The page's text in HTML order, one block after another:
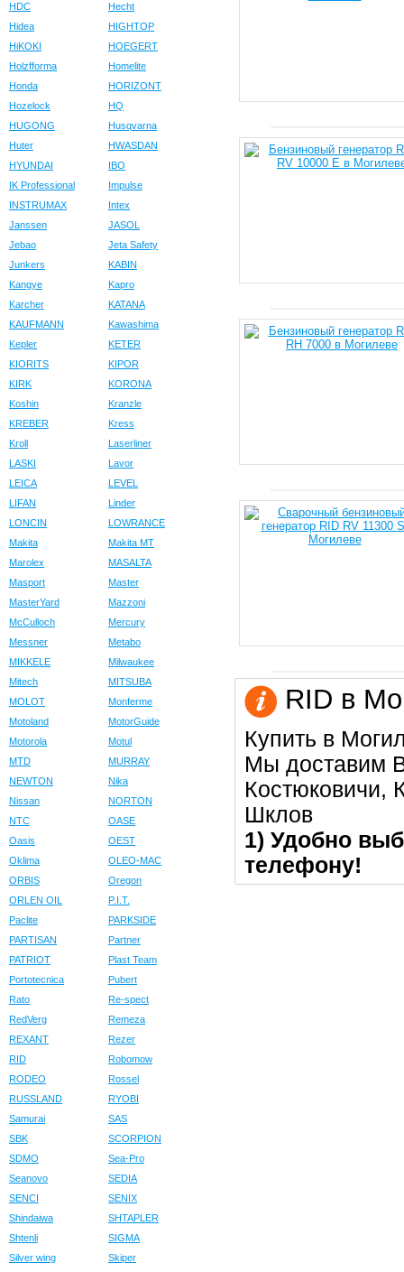
HDC
Hecht
Hidea
HIGHTOP
HiKOKI
HOEGERT
Holzfforma
Homelite
Honda
HORIZONT
Hozelock
HQ
HUGONG
Husqvarna
Huter
HWASDAN
HYUNDAI
IBO
IK Professional
Impulse
INSTRUMAX
Intex
Janssen
JASOL
Jebao
Jeta Safety
Junkers
KABIN
Kangye
Kapro
Karcher
KATANA
KAUFMANN
Kawashima
Kepler
KETER
KIORITS
KIPOR
KIRK
KORONA
Koshin
Kranzle
KREBER
Kress
Kroll
Laserliner
LASKI
Lavor
LEICA
LEVEL
LIFAN
Linder
LONCIN
LOWRANCE
Makita
Makita MT
Marolex
MASALTA
Masport
Master
MasterYard
Mazzoni
McCulloch
Mercury
Messner
Metabo
MIKKELE
Milwaukee
Mitech
MITSUBA
MOLOT
Monferme
Motoland
MotorGuide
Motorola
Motul
MTD
MURRAY
NEWTON
Nika
Nissan
NORTON
NTC
OASE
Oasis
OEST
Oklima
OLEO-MAC
ORBIS
Oregon
ORLEN OIL
P.I.T.
Paclite
PARKSIDE
PARTISAN
Partner
PATRIOT
Plast Team
Portotecnica
Pubert
Rato
Re-spect
RedVerg
Remeza
REXANT
Rezer
RID
Robomow
RODEO
Rossel
RUSSLAND
RYOBI
Samurai
SAS
SBK
SCORPION
SDMO
Sea-Pro
Seanovo
SEDIA
SENCI
SENIX
Shindaiwa
SHTAPLER
Shtenli
SIGMA
Silver wing
Skiper
RID в
Купить в
Мы доставим
Костюковичи,
Шклов
1) Удобно
телефону!